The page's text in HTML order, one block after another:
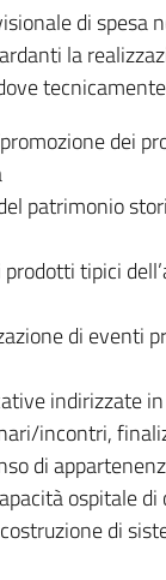
di spesa
la
dei
patrimonio
tipici
di eventi
indirizzate
incontri,
di
ospitale
di